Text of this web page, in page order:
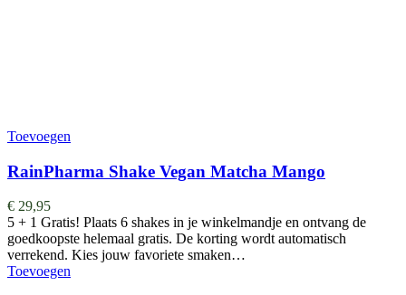
Toevoegen
RainPharma Shake Vegan Matcha Mango
€ 29,95
5 + 1 Gratis! Plaats 6 shakes in je winkelmandje en ontvang de
goedkoopste helemaal gratis. De korting wordt automatisch
verrekend. Kies jouw favoriete smaken…
Toevoegen